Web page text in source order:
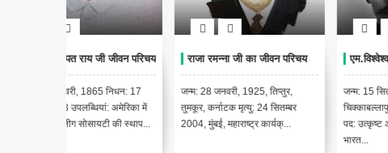
राजा रमन्ना जी का जीवन परिचय
जन्म: 28 जनवरी, 1925, तिप्तुर,
तुमकूर, कर्नाटक मृत्यु: 24 सितम्बर
2004, मुंबई, महाराष्ट्र कार्यक्...
एम.विश्वेश्वरैया जी का जीवन परिचय
जन्म: 15 सितंबर 1860,
चिक्काबल्लापुर, कोलार, कर्नाटक कार्य/
पद: उत्कृष्ट अभियन्ता एवं राजनयिक